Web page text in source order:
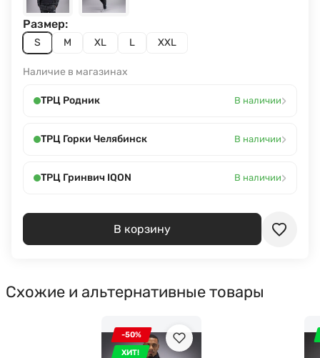
S M XL L XXL
Размер:
Наличие в магазинах
ТРЦ Родник В наличии›
ТРЦ Горки Челябинск В наличии›
ТРЦ Гринвич IQON В наличии›
В корзину
Схожие и альтернативные товары
-50%
ХИТ!